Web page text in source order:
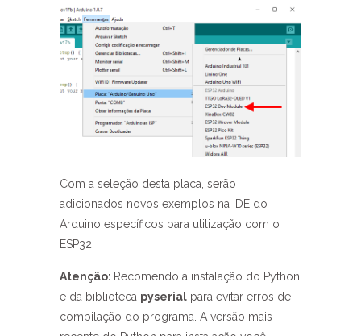
Com a seleção desta placa, serão
adicionados novos exemplos na IDE do
Arduino específicos para utilização com o
ESP32.
Atenção: Recomendo a instalação do Python
e da biblioteca pyserial para evitar erros de
compilação do programa. A versão mais